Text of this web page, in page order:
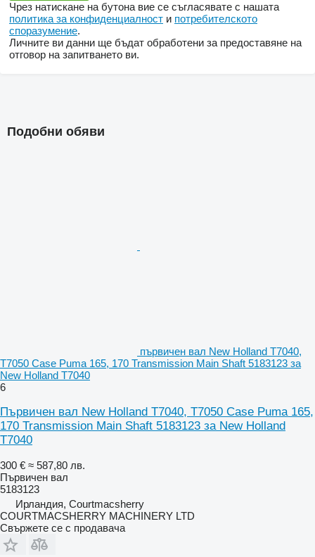
Чрез натискане на бутона вие се съгласявате с нашата
политика за конфиденциалност и потребителското
споразумение.
Личните ви данни ще бъдат обработени за предоставяне на
отговор на запитването ви.
Подобни обяви
първичен вал New Holland T7040,
T7050 Case Puma 165, 170 Transmission Main Shaft 5183123 за
New Holland T7040
6
Първичен вал New Holland T7040, T7050 Case Puma 165,
170 Transmission Main Shaft 5183123 за New Holland
T7040
300 € ≈ 587,80 лв.
Първичен вал
5183123
Ирландия, Courtmacsherry
COURTMACSHERRY MACHINERY LTD
Свържете се с продавача